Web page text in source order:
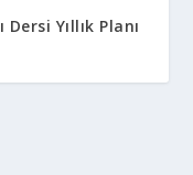
Yıllık Planı